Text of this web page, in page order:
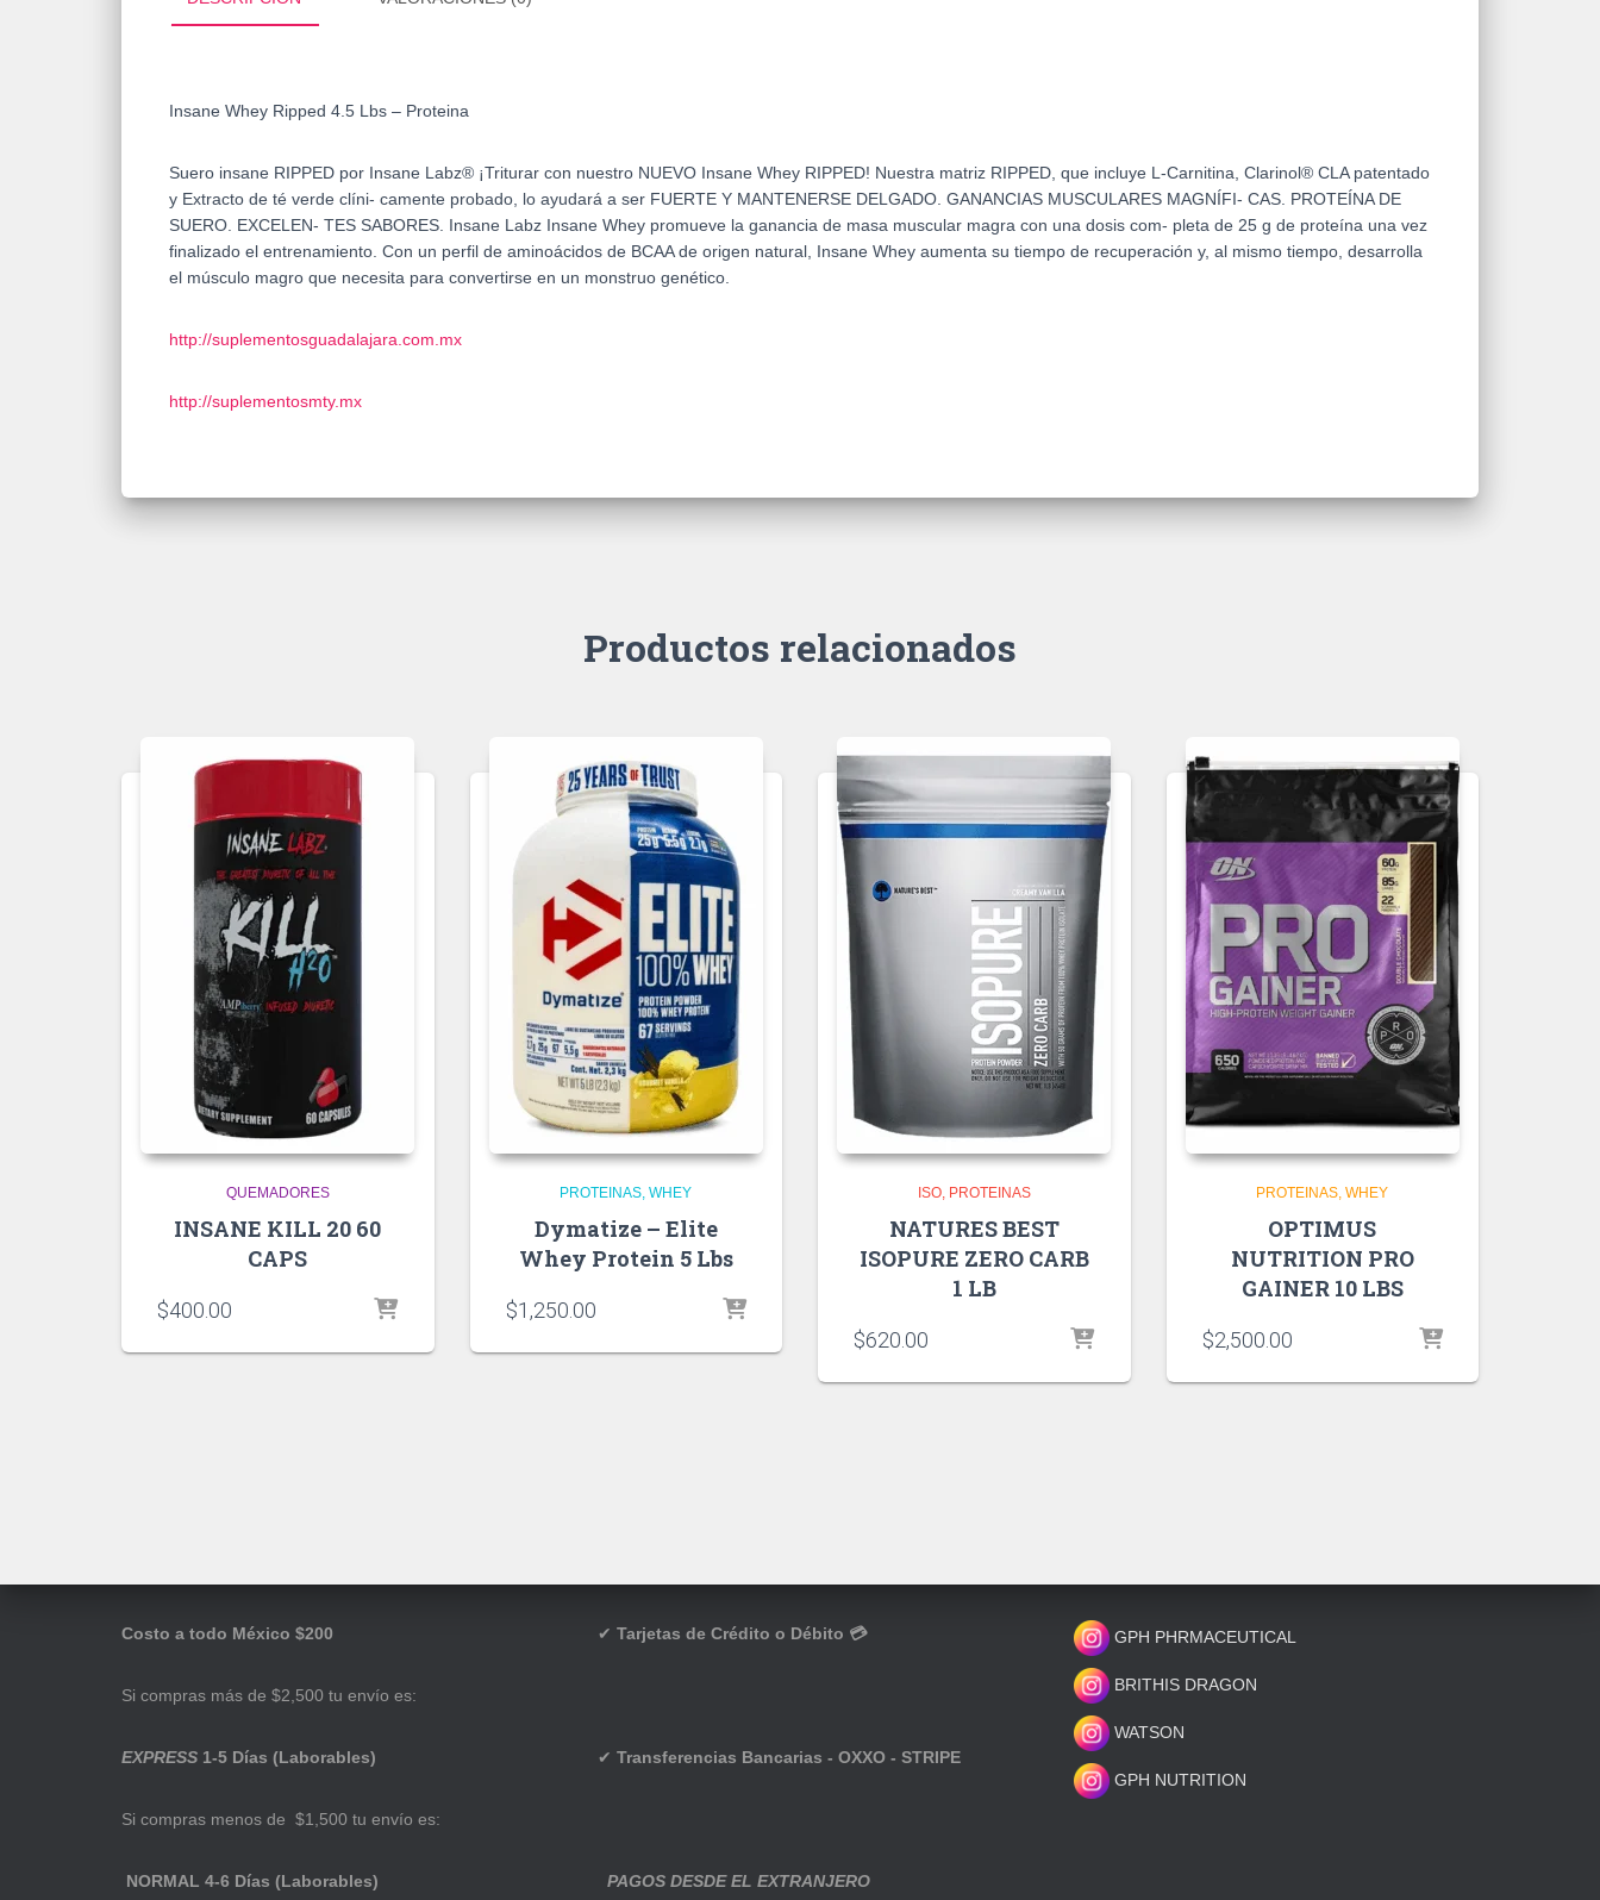
Insane Whey Ripped 4.5 Lbs – Proteina
Suero insane RIPPED por Insane Labz® ¡Triturar con nuestro NUEVO Insane Whey RIPPED! Nuestra matriz RIPPED, que incluye L-Carnitina, Clarinol® CLA patentado
y Extracto de té verde clíni- camente probado, lo ayudará a ser FUERTE Y MANTENERSE DELGADO. GANANCIAS MUSCULARES MAGNÍFI- CAS. PROTEÍNA DE
SUERO. EXCELEN- TES SABORES. Insane Labz Insane Whey promueve la ganancia de masa muscular magra con una dosis com- pleta de 25 g de proteína una vez
finalizado el entrenamiento. Con un perfil de aminoácidos de BCAA de origen natural, Insane Whey aumenta su tiempo de recuperación y, al mismo tiempo, desarrolla
el músculo magro que necesita para convertirse en un monstruo genético.
http://suplementosguadalajara.com.mx
http://suplementosmty.mx
Productos relacionados
QUEMADORES
INSANE KILL 20 60
CAPS
$400.00
PROTEINAS WHEY
Dymatize – Elite
Whey Protein 5 Lbs
$1,250.00
ISO PROTEINAS
NATURES BEST
ISOPURE ZERO CARB
1 LB
$620.00
PROTEINAS WHEY
OPTIMUS
NUTRITION PRO
GAINER 10 LBS
$2,500.00
Costo a todo México $200
Si compras más de $2,500 tu envío es:
EXPRESS 1-5 Días (Laborables)
Si compras menos de $1,500 tu envío es:
NORMAL 4-6 Días (Laborables)
✔ Tarjetas de Crédito o Débito 💳
✔ Transferencias Bancarias - OXXO - STRIPE
PAGOS DESDE EL EXTRANJERO
GPH PHRMACEUTICAL
BRITHIS DRAGON
WATSON
GPH NUTRITION